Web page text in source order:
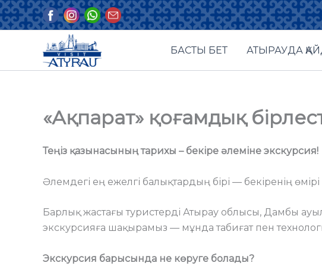
Skip
to
БАСТЫ БЕТ АТЫРАУДА
«Ақпарат» қоғамдық
Теңіз қазынасының тарихы – бекіре әлеміне экскурсия!
Әлемдегі ең ежелгі балықтардың бірі — бекіренің
Барлық жастағы туристерді Атырау облысы, Дамбы
экскурсияға шақырамыз — мұнда табиғат пен
Экскурсия барысында не көруге болады?